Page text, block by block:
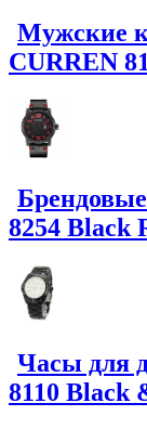
Мужские
CURREN
8254 Black
Часы для
8110 Black